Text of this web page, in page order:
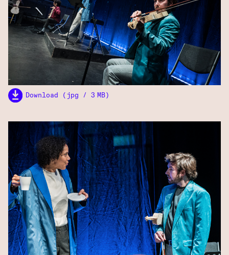
Download (jpg / 3 MB)